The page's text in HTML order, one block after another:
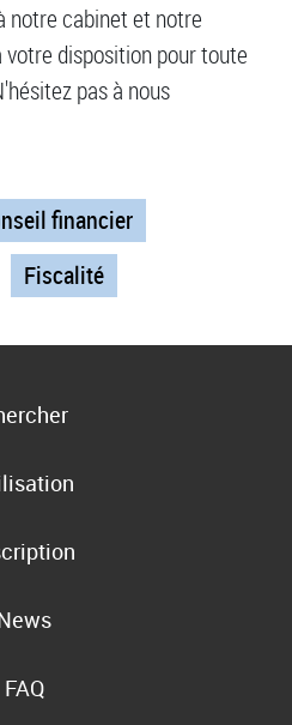
notre cabinet et notre
disposition pour toute
pas à nous
financier
Fiscalité
FAQ